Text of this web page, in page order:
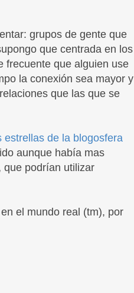
grupos de gente que
que centrada en los
frecuente que alguien use
la conexión sea mayor y
que las que se
estrellas de la blogosfera
aunque había mas
que podrían utilizar
el mundo real (tm), por